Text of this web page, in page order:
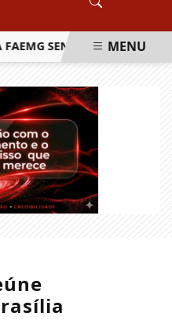
SENAR LANÇA O PRIMEIRO
MENU